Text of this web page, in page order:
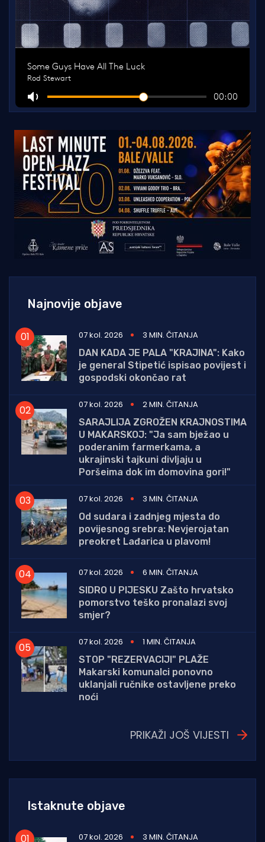
Najnovije objave
07 kol. 2026
3 MIN. ČITANJA
DAN KADA JE PALA "KRAJINA": Kako
je general Stipetić ispisao povijest i
gospodski okončao rat
07 kol. 2026
2 MIN. ČITANJA
SARAJLIJA ZGROŽEN KRAJNOSTIMA
U MAKARSKOJ: "Ja sam bježao u
poderanim farmerkama, a
ukrajinski tajkuni divljaju u
Poršeima dok im domovina gori!"
07 kol. 2026
3 MIN. ČITANJA
Od sudara i zadnjeg mjesta do
povijesnog srebra: Nevjerojatan
preokret Lađarica u plavom!
07 kol. 2026
6 MIN. ČITANJA
SIDRO U PIJESKU Zašto hrvatsko
pomorstvo teško pronalazi svoj
smjer?
07 kol. 2026
1 MIN. ČITANJA
STOP "REZERVACIJI" PLAŽE
Makarski komunalci ponovno
uklanjali ručnike ostavljene preko
noći
PRIKAŽI JOŠ VIJESTI
Istaknute objave
07 kol. 2026
3 MIN. ČITANJA